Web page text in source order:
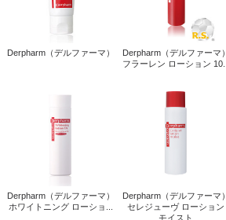
Derpharm（デルファーマ）
Derpharm（デルファーマ）
フラーレン ローション 10...
Derpharm（デルファーマ）
ホワイトニング ローショ...
Derpharm（デルファーマ）
セレジューヴ ローション
モイスト